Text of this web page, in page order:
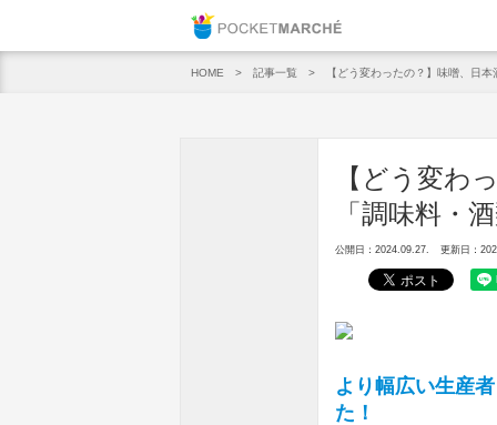
HOME 記事一覧 【どう変わったの？】味噌、日
【どう変わ
「調味料・
公開日：2024.09.27. 更新日：
より幅広い生産
た！